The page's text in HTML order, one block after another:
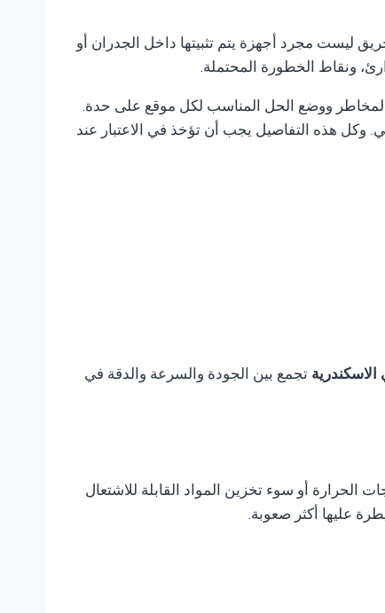
ليست مجرد أجهزة يتم تثبيتها داخل الجدران أو
ونقاط الخطورة المحتملة.
المخاطر ووضع الحل المناسب لكل موقع على حدة.
وكل هذه التفاصيل يجب أن تؤخذ في الاعتبار عند
تجمع بين الجودة والسرعة والدقة في
أو سوء تخزين المواد القابلة للاشتعال
عليها أكثر صعوبة.